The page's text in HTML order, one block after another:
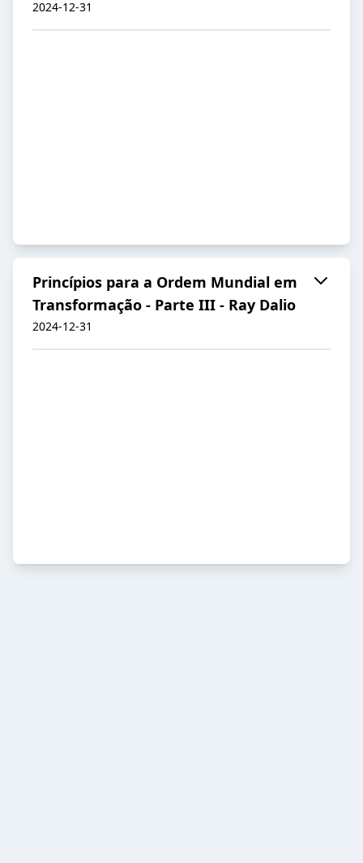
2024-12-31
Princípios para a Ordem Mundial em
Transformação - Parte III - Ray Dalio
2024-12-31